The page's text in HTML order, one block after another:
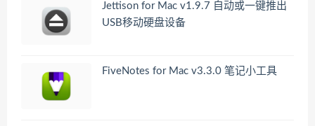
Jettison for Mac v1.9.7 自动或一键推出
USB移动硬盘设备
FiveNotes for Mac v3.3.0 笔记小工具